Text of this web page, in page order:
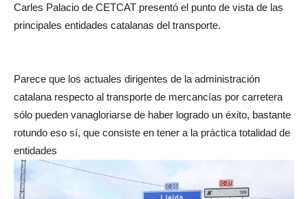
Carles Palacio de CETCAT presentó el punto de vista de las
principales entidades catalanas del transporte.
Parece que los actuales dirigentes de la administración
catalana respecto al transporte de mercancías por carretera
sólo pueden vanagloriarse de haber logrado un éxito, bastante
rotundo eso sí, que consiste en tener a la práctica totalidad de
entidades